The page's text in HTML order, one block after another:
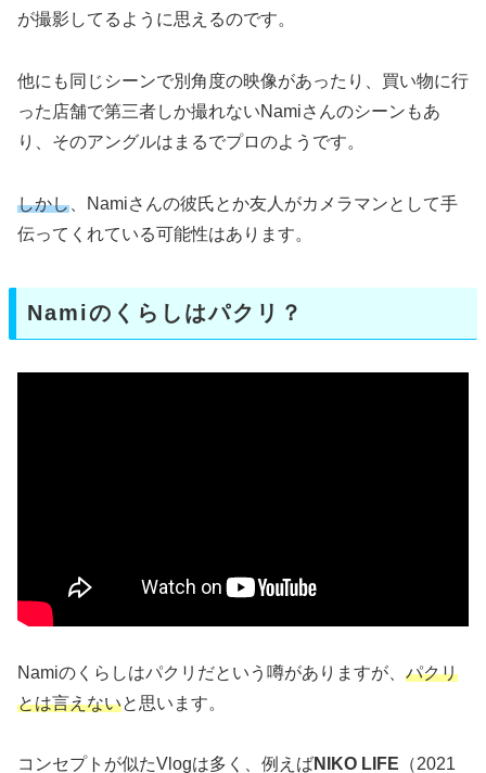
が撮影してるように思えるのです。
他にも同じシーンで別角度の映像があったり、買い物に行
った店舗で第三者しか撮れないNamiさんのシーンもあ
り、そのアングルはまるでプロのようです。
しかし 、Namiさんの彼氏とか友人がカメラマンとして手
伝ってくれている可能性はあります。
Namiのくらしはパクリ？
Namiのくらしはパクリだという噂がありますが、 パクリ
とは言えないと思います。
コンセプトが似たVlogは多く、例えばNIKO LIFE （2021